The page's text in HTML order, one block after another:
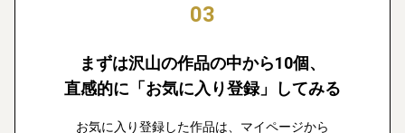
03
まずは沢山の作品の中から10個、
直感的に「お気に入り登録」してみる
お気に入り登録した作品は、マイページから